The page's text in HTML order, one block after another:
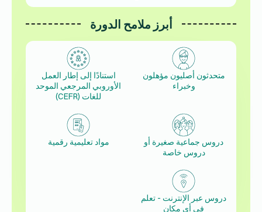
أبرز ملامح الدورة
متحدثون أصليون مؤهلون
وخبراء
استنادًا إلى إطار العمل
الأوروبي المرجعي الموحد
للغات (CEFR)
دروس جماعية صغيرة أو
دروس خاصة
مواد تعليمية رقمية
دروس عبر الإنترنت - تعلم
في أي مكان